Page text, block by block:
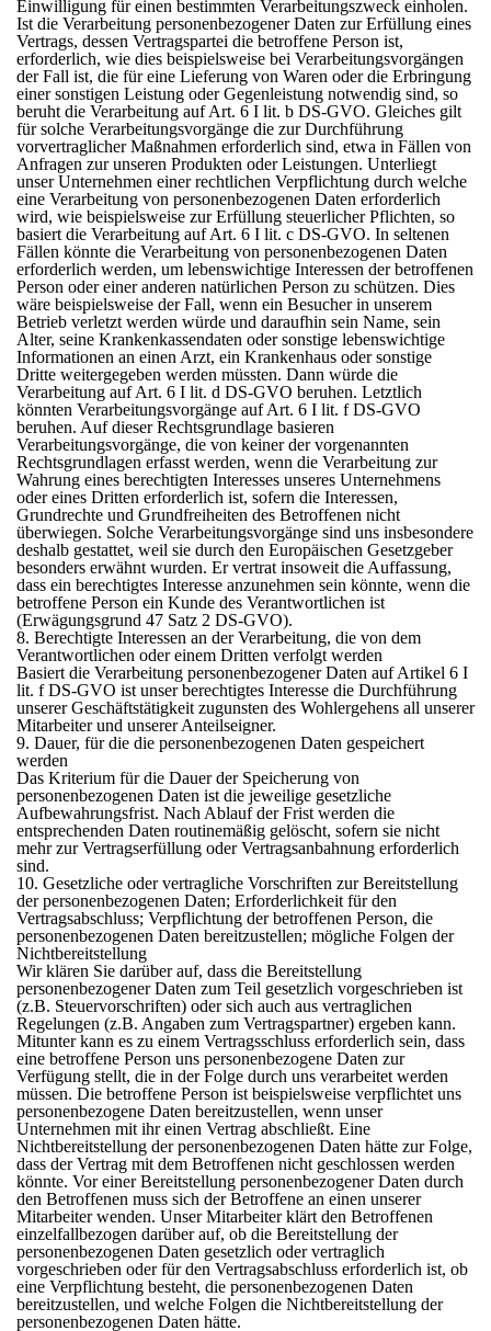
Einwilligung für einen bestimmten Verarbeitungszweck einholen.
Ist die Verarbeitung personenbezogener Daten zur Erfüllung eines
Vertrags, dessen Vertragspartei die betroffene Person ist,
erforderlich, wie dies beispielsweise bei Verarbeitungsvorgängen
der Fall ist, die für eine Lieferung von Waren oder die Erbringung
einer sonstigen Leistung oder Gegenleistung notwendig sind, so
beruht die Verarbeitung auf Art. 6 I lit. b DS-GVO. Gleiches gilt
für solche Verarbeitungsvorgänge die zur Durchführung
vorvertraglicher Maßnahmen erforderlich sind, etwa in Fällen von
Anfragen zur unseren Produkten oder Leistungen. Unterliegt
unser Unternehmen einer rechtlichen Verpflichtung durch welche
eine Verarbeitung von personenbezogenen Daten erforderlich
wird, wie beispielsweise zur Erfüllung steuerlicher Pflichten, so
basiert die Verarbeitung auf Art. 6 I lit. c DS-GVO. In seltenen
Fällen könnte die Verarbeitung von personenbezogenen Daten
erforderlich werden, um lebenswichtige Interessen der betroffenen
Person oder einer anderen natürlichen Person zu schützen. Dies
wäre beispielsweise der Fall, wenn ein Besucher in unserem
Betrieb verletzt werden würde und daraufhin sein Name, sein
Alter, seine Krankenkassendaten oder sonstige lebenswichtige
Informationen an einen Arzt, ein Krankenhaus oder sonstige
Dritte weitergegeben werden müssten. Dann würde die
Verarbeitung auf Art. 6 I lit. d DS-GVO beruhen. Letztlich
könnten Verarbeitungsvorgänge auf Art. 6 I lit. f DS-GVO
beruhen. Auf dieser Rechtsgrundlage basieren
Verarbeitungsvorgänge, die von keiner der vorgenannten
Rechtsgrundlagen erfasst werden, wenn die Verarbeitung zur
Wahrung eines berechtigten Interesses unseres Unternehmens
oder eines Dritten erforderlich ist, sofern die Interessen,
Grundrechte und Grundfreiheiten des Betroffenen nicht
überwiegen. Solche Verarbeitungsvorgänge sind uns insbesondere
deshalb gestattet, weil sie durch den Europäischen Gesetzgeber
besonders erwähnt wurden. Er vertrat insoweit die Auffassung,
dass ein berechtigtes Interesse anzunehmen sein könnte, wenn die
betroffene Person ein Kunde des Verantwortlichen ist
(Erwägungsgrund 47 Satz 2 DS-GVO).
8. Berechtigte Interessen an der Verarbeitung, die von dem
Verantwortlichen oder einem Dritten verfolgt werden
Basiert die Verarbeitung personenbezogener Daten auf Artikel 6 I
lit. f DS-GVO ist unser berechtigtes Interesse die Durchführung
unserer Geschäftstätigkeit zugunsten des Wohlergehens all unserer
Mitarbeiter und unserer Anteilseigner.
9. Dauer, für die die personenbezogenen Daten gespeichert
werden
Das Kriterium für die Dauer der Speicherung von
personenbezogenen Daten ist die jeweilige gesetzliche
Aufbewahrungsfrist. Nach Ablauf der Frist werden die
entsprechenden Daten routinemäßig gelöscht, sofern sie nicht
mehr zur Vertragserfüllung oder Vertragsanbahnung erforderlich
sind.
10. Gesetzliche oder vertragliche Vorschriften zur Bereitstellung
der personenbezogenen Daten; Erforderlichkeit für den
Vertragsabschluss; Verpflichtung der betroffenen Person, die
personenbezogenen Daten bereitzustellen; mögliche Folgen der
Nichtbereitstellung
Wir klären Sie darüber auf, dass die Bereitstellung
personenbezogener Daten zum Teil gesetzlich vorgeschrieben ist
(z.B. Steuervorschriften) oder sich auch aus vertraglichen
Regelungen (z.B. Angaben zum Vertragspartner) ergeben kann.
Mitunter kann es zu einem Vertragsschluss erforderlich sein, dass
eine betroffene Person uns personenbezogene Daten zur
Verfügung stellt, die in der Folge durch uns verarbeitet werden
müssen. Die betroffene Person ist beispielsweise verpflichtet uns
personenbezogene Daten bereitzustellen, wenn unser
Unternehmen mit ihr einen Vertrag abschließt. Eine
Nichtbereitstellung der personenbezogenen Daten hätte zur Folge,
dass der Vertrag mit dem Betroffenen nicht geschlossen werden
könnte. Vor einer Bereitstellung personenbezogener Daten durch
den Betroffenen muss sich der Betroffene an einen unserer
Mitarbeiter wenden. Unser Mitarbeiter klärt den Betroffenen
einzelfallbezogen darüber auf, ob die Bereitstellung der
personenbezogenen Daten gesetzlich oder vertraglich
vorgeschrieben oder für den Vertragsabschluss erforderlich ist, ob
eine Verpflichtung besteht, die personenbezogenen Daten
bereitzustellen, und welche Folgen die Nichtbereitstellung der
personenbezogenen Daten hätte.